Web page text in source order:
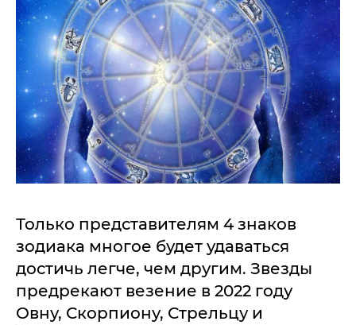
Только представителям 4 знаков
зодиака многое будет удаваться
достичь легче, чем другим. Звезды
предрекают везение в 2022 году
Овну, Скорпиону, Стрельцу и